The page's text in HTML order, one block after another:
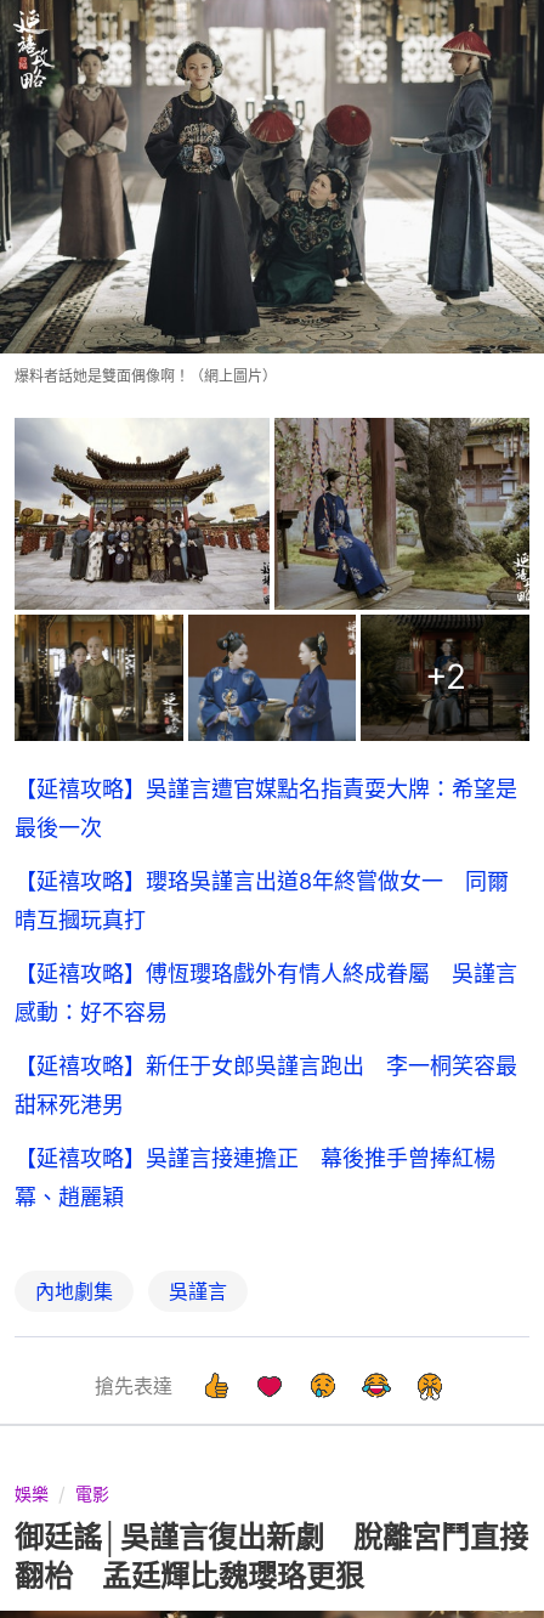
爆料者話她是雙面偶像啊！（網上圖片）
+2
【延禧攻略】吳謹言遭官媒點名指責耍大牌：希望是
最後一次
【延禧攻略】瓔珞吳謹言出道8年終嘗做女一 同爾
晴互摑玩真打
【延禧攻略】傅恆瓔珞戲外有情人終成眷屬 吳謹言
感動：好不容易
【延禧攻略】新任于女郎吳謹言跑出 李一桐笑容最
甜冧死港男
【延禧攻略】吳謹言接連擔正 幕後推手曾捧紅楊
冪、趙麗穎
內地劇集 吳謹言
搶先表達
娛樂 電影
御廷謠│吳謹言復出新劇 脫離宮鬥直接
翻枱 孟廷輝比魏瓔珞更狠